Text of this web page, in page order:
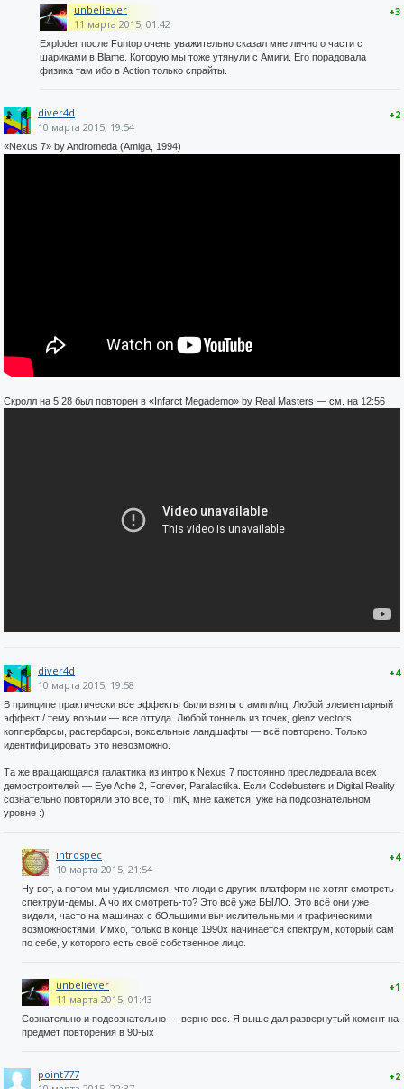
+3
unbeliever
11 марта 2015, 01:42
Exploder после Funtop очень уважительно сказал мне лично о части с
шариками в Blame. Которую мы тоже утянули с Амиги. Его порадовала
физика там ибо в Action только спрайты.
+2
diver4d
10 марта 2015, 19:54
«Nexus 7» by Andromeda (Amiga, 1994)
Скролл на 5:28 был повторен в «Infarct Megademo» by Real Masters — см. на 12:56
+4
diver4d
10 марта 2015, 19:58
В принципе практически все эффекты были взяты с амиги/пц. Любой элементарный
эффект / тему возьми — все оттуда. Любой тоннель из точек, glenz vectors,
коппербарсы, растербарсы, воксельные ландшафты — всё повторено. Только
идентифицировать это невозможно.
Та же вращающаяся галактика из интро к Nexus 7 постоянно преследовала всех
демостроителей — Eye Ache 2, Forever, Paralactika. Если Codebusters и Digital Reality
сознательно повторяли это все, то TmK, мне кажется, уже на подсознательном
уровне :)
+4
introspec
10 марта 2015, 21:54
Ну вот, а потом мы удивляемся, что люди с других платформ не хотят смотреть
спектрум-демы. А чо их смотреть-то? Это всё уже БЫЛО. Это всё они уже
видели, часто на машинах с бОльшими вычислительными и графическими
возможностями. Имхо, только в конце 1990х начинается спектрум, который сам
по себе, у которого есть своё собственное лицо.
+1
unbeliever
11 марта 2015, 01:43
Сознательно и подсознательно — верно все. Я выше дал развернутый комент на
предмет повторения в 90-ых
+2
point777